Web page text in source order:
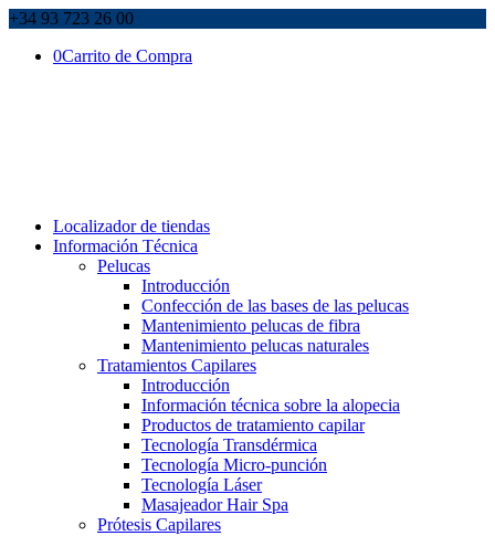
+34 93 723 26 00
0Carrito de Compra
Localizador de tiendas
Información Técnica
Pelucas
Introducción
Confección de las bases de las pelucas
Mantenimiento pelucas de fibra
Mantenimiento pelucas naturales
Tratamientos Capilares
Introducción
Información técnica sobre la alopecia
Productos de tratamiento capilar
Tecnología Transdérmica
Tecnología Micro-punción
Tecnología Láser
Masajeador Hair Spa
Prótesis Capilares